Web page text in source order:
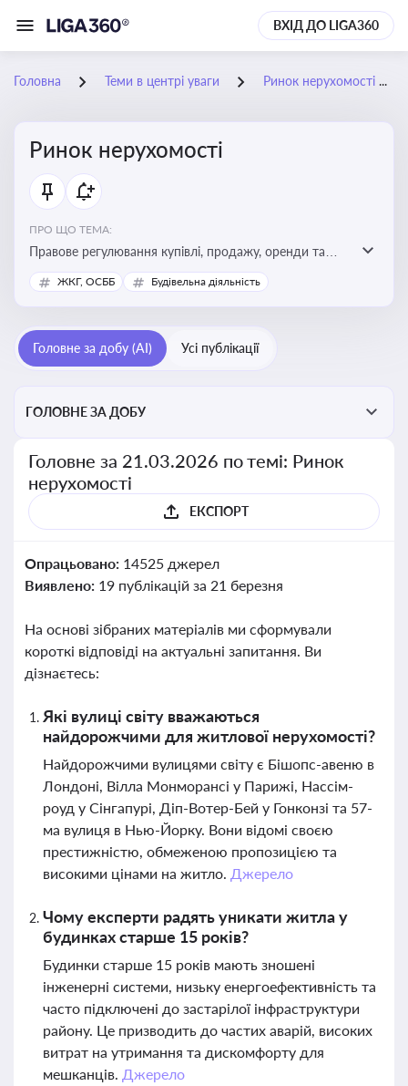
ВХІД ДО LIGA360
Головна Теми в центрі уваги Ринок нерухомості
Ринок нерухомості
ПРО ЩО ТЕМА:
Правове регулювання купівлі, продажу, оренди та
управління нерухомістю, що є ключовим для бізнесу,
інвесторів, забудовників і власників об’єктів майна
ЖКГ, ОСББ Будівельна діяльність
Головне за добу (AI) Усі публікації
ГОЛОВНЕ ЗА ДОБУ
Головне за 21.03.2026 по темі: Ринок
нерухомості
ЕКСПОРТ
Опрацьовано: 14525 джерел
Виявлено: 19 публікацій за 21 березня
На основі зібраних матеріалів ми сформували
короткі відповіді на актуальні запитання. Ви
дізнаєтесь:
Які вулиці світу вважаються
найдорожчими для житлової нерухомості?
Найдорожчими вулицями світу є Бішопс-авеню в
Лондоні, Вілла Монморансі у Парижі, Нассім-
роуд у Сінгапурі, Діп-Вотер-Бей у Гонконзі та 57-
ма вулиця в Нью-Йорку. Вони відомі своєю
престижністю, обмеженою пропозицією та
високими цінами на житло. Джерело
Чому експерти радять уникати житла у
будинках старше 15 років?
Будинки старше 15 років мають зношені
інженерні системи, низьку енергоефективність та
часто підключені до застарілої інфраструктури
району. Це призводить до частих аварій, високих
витрат на утримання та дискомфорту для
мешканців. Джерело